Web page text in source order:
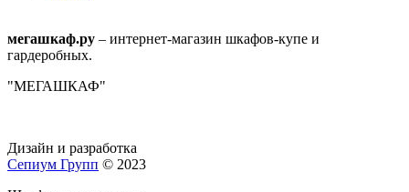
мегашкаф.ру – интернет-магазин шкафов-купе и
гардеробных.
"МЕГАШКАФ"
Дизайн и разработка
Сепиум Групп © 2023